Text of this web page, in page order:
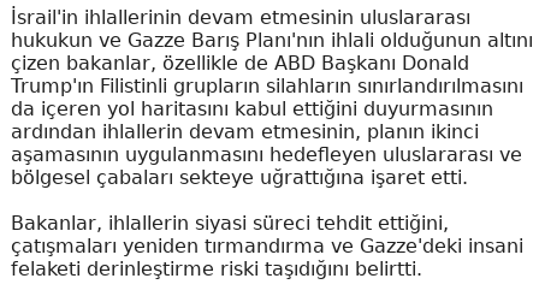
İsrail'in ihlallerinin devam etmesinin uluslararası
hukukun ve Gazze Barış Planı'nın ihlali olduğunun altını
çizen bakanlar, özellikle de ABD Başkanı Donald
Trump'ın Filistinli grupların silahların sınırlandırılmasını
da içeren yol haritasını kabul ettiğini duyurmasının
ardından ihlallerin devam etmesinin, planın ikinci
aşamasının uygulanmasını hedefleyen uluslararası ve
bölgesel çabaları sekteye uğrattığına işaret etti.
Bakanlar, ihlallerin siyasi süreci tehdit ettiğini,
çatışmaları yeniden tırmandırma ve Gazze'deki insani
felaketi derinleştirme riski taşıdığını belirtti.